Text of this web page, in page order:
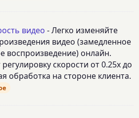
видео - Легко изменяйте
видео (замедленное
воспроизведение) онлайн.
скорости от 0.25x до
обработка на стороне клиента.